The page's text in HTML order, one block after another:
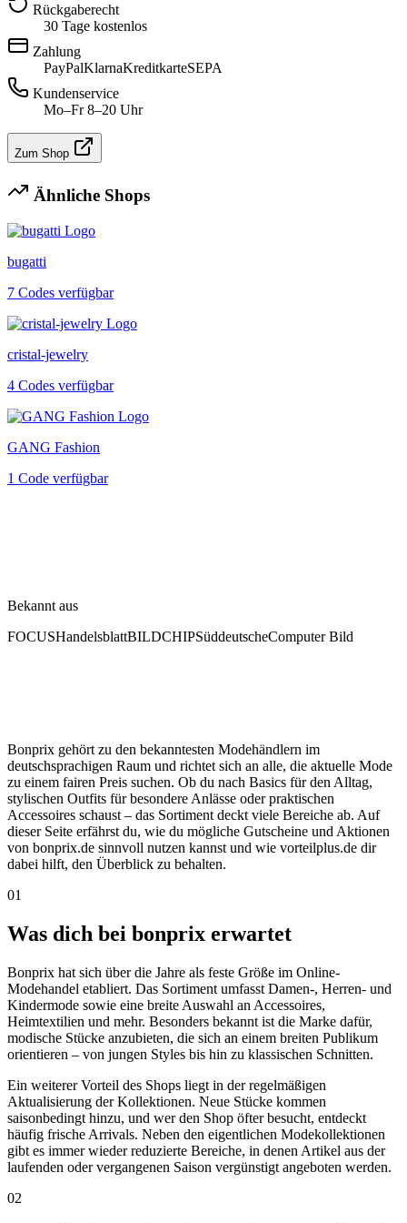
Rückgaberecht
30 Tage kostenlos
Zahlung
PayPalKlarnaKreditkarteSEPA
Kundenservice
Mo–Fr 8–20 Uhr
Zum Shop
Ähnliche Shops
bugatti
7 Codes verfügbar
cristal-jewelry
4 Codes verfügbar
GANG Fashion
1 Code verfügbar
Bekannt aus
FOCUSHandelsblattBILDCHIPSüddeutscheComputer Bild
Bonprix gehört zu den bekanntesten Modehändlern im
deutschsprachigen Raum und richtet sich an alle, die aktuelle Mode
zu einem fairen Preis suchen. Ob du nach Basics für den Alltag,
stylischen Outfits für besondere Anlässe oder praktischen
Accessoires schaust – das Sortiment deckt viele Bereiche ab. Auf
dieser Seite erfährst du, wie du mögliche Gutscheine und Aktionen
von bonprix.de sinnvoll nutzen kannst und wie vorteilplus.de dir
dabei hilft, den Überblick zu behalten.
01
Was dich bei bonprix erwartet
Bonprix hat sich über die Jahre als feste Größe im Online-
Modehandel etabliert. Das Sortiment umfasst Damen-, Herren- und
Kindermode sowie eine breite Auswahl an Accessoires,
Heimtextilien und mehr. Besonders bekannt ist die Marke dafür,
modische Stücke anzubieten, die sich an einem breiten Publikum
orientieren – von jungen Styles bis hin zu klassischen Schnitten.
Ein weiterer Vorteil des Shops liegt in der regelmäßigen
Aktualisierung der Kollektionen. Neue Stücke kommen
saisonbedingt hinzu, und wer den Shop öfter besucht, entdeckt
häufig frische Arrivals. Neben den eigentlichen Modekollektionen
gibt es immer wieder reduzierte Bereiche, in denen Artikel aus der
laufenden oder vergangenen Saison vergünstigt angeboten werden.
02